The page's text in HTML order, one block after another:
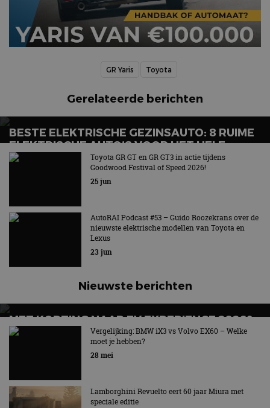
GR Yaris Toyota
Gerelateerde berichten
BESTE ELEKTRISCHE GEZINSAUTO: 8 RUIME
ELEKTRISCHE AUTO’S VOOR HET HELE
GEZIN
Wat is de beste elektrische gezinsauto voor grote
Toyota GR GT en GR GT3 in actie tijdens
Goodwood Festival of Speed 2026!
25 jun
AutoRAI Podcast #53 – Guido Roozekrans over de
nieuwste elektrische modellen van Toyota en
Lexus
23 jun
Nieuwste berichten
MET KORTING NAAR EV EXPERIENCE 2026?
AUTORAI REGELT HET!
EV Experience 2026 van 24 tot 26 september
Vergelijking: BMW iX3 vs Volvo EX60 – Welke
moet je hebben?
28 mei
Lamborghini Revuelto eert 60 jaar Miura met
speciale editie